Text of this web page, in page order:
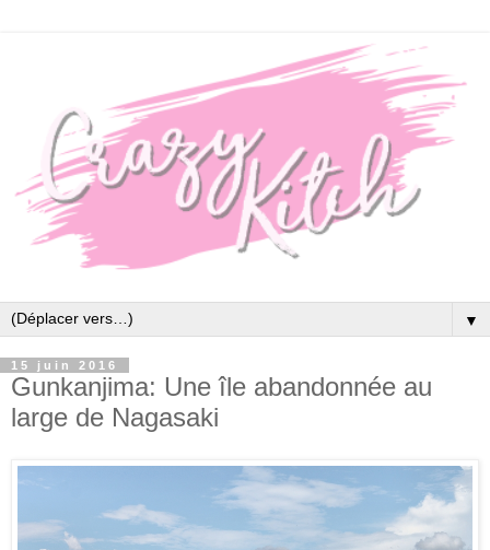
▼
15 juin 2016
Gunkanjima: Une île abandonnée au
large de Nagasaki